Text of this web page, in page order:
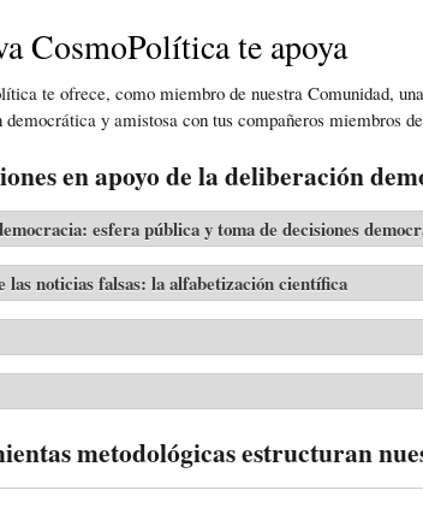
CosmoPolítica te apoya
te ofrece, como miembro de nuestra Comunidad,
y amistosa con tus compañeros miembros de
en apoyo de la deliberación
esfera pública y toma de decisiones
las noticias falsas: la alfabetización científica
metodológicas estructuran